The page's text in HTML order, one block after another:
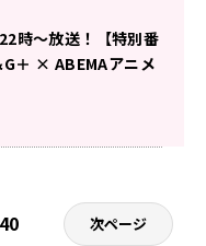
時～放送！【特別番
＋ × ABEMAアニメ
次ページ